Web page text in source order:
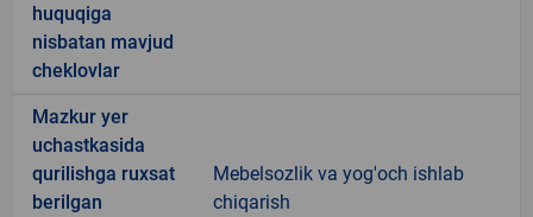
huquqiga
nisbatan mavjud
cheklovlar
Mazkur yer
uchastkasida
qurilishga ruxsat
berilgan
Mebelsozlik va yog'och ishlab
chiqarish